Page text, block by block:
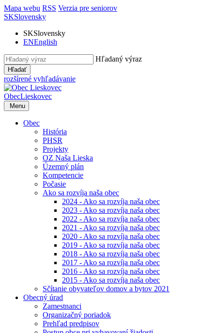
Mapa webu RSS Verzia pre seniorov
SKSlovensky
SKSlovensky
ENEnglish
Hľadaný výraz
Hľadať
rozšírené vyhľadávanie
ObecLieskovec
Menu
Obec
História
PHSR
Projekty
OZ Naša Lieska
Územný plán
Kompetencie
Počasie
Ako sa rozvíja naša obec
2024 - Ako sa rozvíja naša obec
2023 - Ako sa rozvíja naša obec
2022 - Ako sa rozvíja naša obec
2021 - Ako sa rozvíja naša obec
2020 - Ako sa rozvíja naša obec
2019 - Ako sa rozvíja naša obec
2018 - Ako sa rozvíja naša obec
2017 - Ako sa rozvíja naša obec
2016 - Ako sa rozvíja naša obec
2015 - Ako sa rozvíja naša obec
Sčítanie obyvateľov domov a bytov 2021
Obecný úrad
Zamestnanci
Organizačný poriadok
Prehľad predpisov